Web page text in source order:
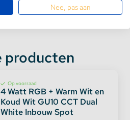
producten
Op voorraad
4 Watt RGB + Warm Wit en
Koud Wit GU10 CCT Dual
White Inbouw Spot
Nee, pas aan